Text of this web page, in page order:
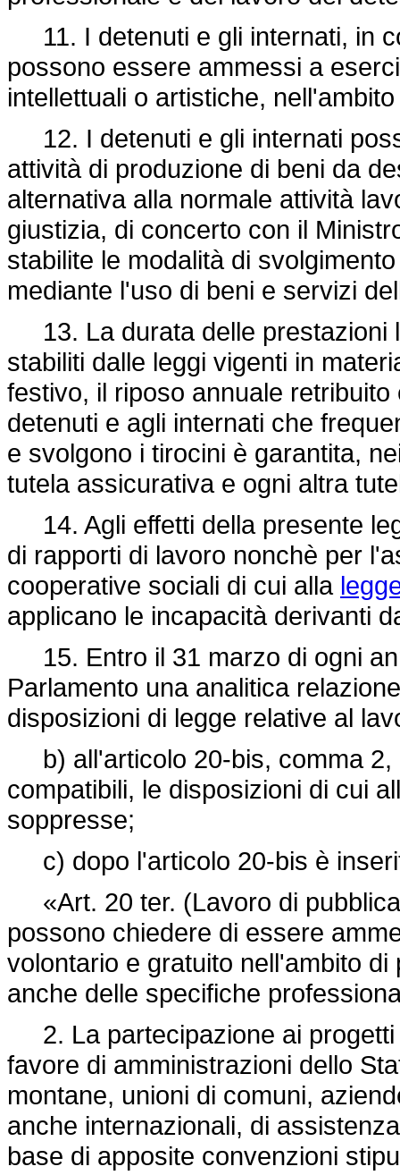
11. I detenuti e gli internati, in
possono essere ammessi a
intellettuali o artistiche,
12. I detenuti e gli internati
attività di produzione di beni da
alternativa alla normale attività
giustizia, di concerto con il
stabilite le modalità di
mediante l'uso di beni e servizi
13. La durata delle prestazioni
stabiliti dalle leggi vigenti in
festivo, il riposo annuale
detenuti e agli internati che
e svolgono i tirocini è garantita,
tutela assicurativa e ogni altra
14. Agli effetti della presente
di rapporti di lavoro nonchè per
cooperative sociali di cui alla
applicano le incapacità derivanti
15. Entro il 31 marzo di ogni
Parlamento una analitica
disposizioni di legge relative al
b) all'articolo 20-bis, comma 2,
compatibili, le disposizioni di cui
soppresse;
c) dopo l'articolo 20-bis è
«Art. 20 ter. (Lavoro di
possono chiedere di essere
volontario e gratuito nell'ambito
anche delle specifiche
2. La partecipazione ai progetti
favore di amministrazioni dello
montane, unioni di comuni,
anche internazionali, di
base di apposite convenzioni